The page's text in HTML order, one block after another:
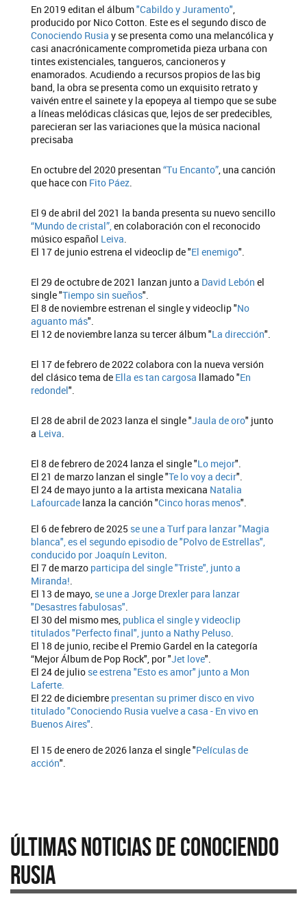
En 2019 editan el álbum"Cabildo y Juramento",
producido por Nico Cotton. Este es el segundo disco de
Conociendo Rusia y se presenta como una melancólica y
casi anacrónicamente comprometida pieza urbana con
tintes existenciales, tangueros, cancioneros y
enamorados. Acudiendo a recursos propios de las big
band, la obra se presenta como un exquisito retrato y
vaivén entre el sainete y la epopeya al tiempo que se sube
a líneas melódicas clásicas que, lejos de ser predecibles,
parecieran ser las variaciones que la música nacional
precisaba
En octubre del 2020 presentan “Tu Encanto”, una canción
que hace con Fito Páez.
El 9 de abril del 2021 la banda presenta su nuevo sencillo
“Mundo de cristal”,en colaboración con el reconocido
músico español Leiva.
El 17 de junio estrena el videoclip de "El enemigo".
El 29 de octubre de 2021 lanzan junto a David Lebón el
single "Tiempo sin sueños".
El 8 de noviembre estrenan el single y videoclip "No
aguanto más".
El 12 de noviembre lanza su tercer álbum "La dirección".
El 17 de febrero de 2022 colabora con la nueva versión
del clásico tema de Ella es tan cargosa llamado "En
redondel".
El 28 de abril de 2023 lanza el single "Jaula de oro" junto
a Leiva.
El 8 de febrero de 2024 lanza el single "Lo mejor".
El 21 de marzo lanzan el single "Te lo voy a decir".
El 24 de mayo junto a la artista mexicana Natalia
Lafourcade lanza la canción "Cinco horas menos".
El 6 de febrero de 2025 se une a Turf para lanzar "Magia
blanca", es el segundo episodio de "Polvo de Estrellas",
conducido por Joaquín Leviton.
El 7 de marzo participa del single "Triste", junto a
Miranda!.
El 13 de mayo, se une a Jorge Drexler para lanzar
"Desastres fabulosas".
El 30 del mismo mes, publica el single y videoclip
titulados "Perfecto final", junto a Nathy Peluso.
El 18 de junio, recibe el Premio Gardel en la categoría
“Mejor Álbum de Pop Rock", por "Jet love".
El 24 de julio se estrena "Esto es amor" junto a Mon
Laferte.
El 22 de diciembre presentan su primer disco en vivo
titulado "Conociendo Rusia vuelve a casa - En vivo en
Buenos Aires".
El 15 de enero de 2026 lanza el single "Películas de
acción".
Últimas Noticias de Conociendo
Rusia